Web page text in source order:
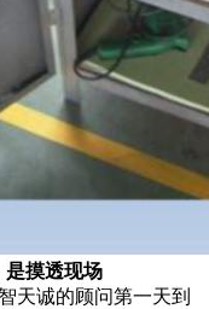
是摸透现场
天诚的顾问第一天到